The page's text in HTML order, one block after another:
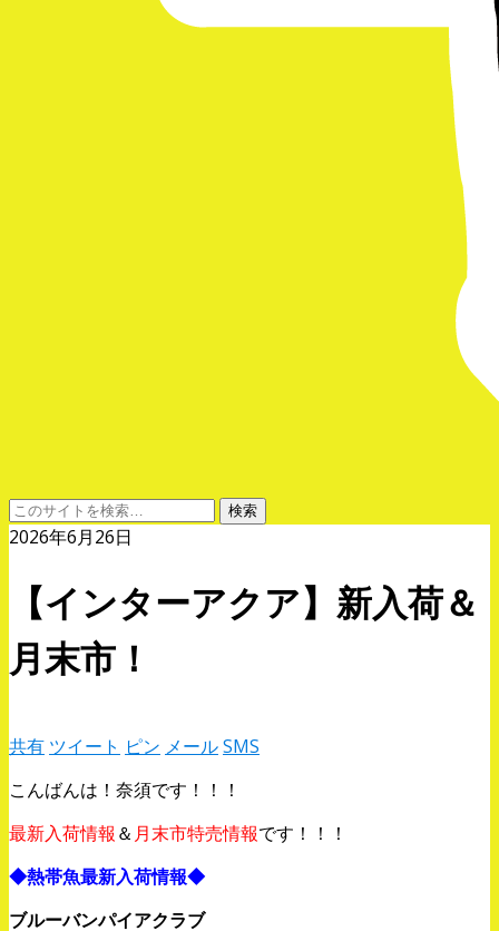
2026年6月26日
【インターアクア】新入荷＆
月末市！
共有 ツイート ピン メールSMS
こんばんは！奈須です！！！
最新入荷情報 ＆ 月末市特売情報です！！！
◆熱帯魚最新入荷情報◆
ブルーバンパイアクラブ